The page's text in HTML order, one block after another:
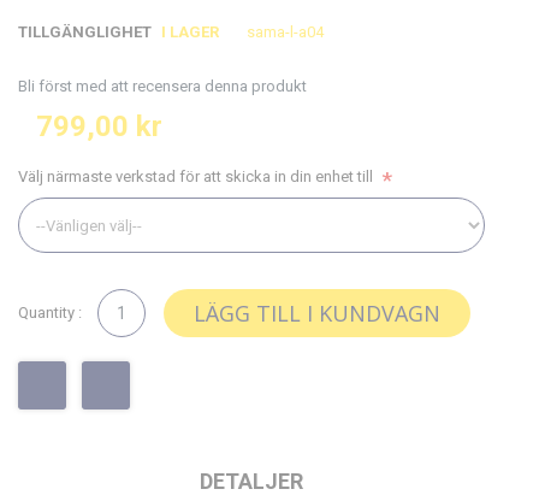
av
av
TILLGÄNGLIGHET I LAGER sama-l-a04
Bli först med att recensera denna produkt
799,00 kr
Välj närmaste verkstad för att skicka in din enhet till
Quantity : LÄGG TILL I KUNDVAGN
DETALJER